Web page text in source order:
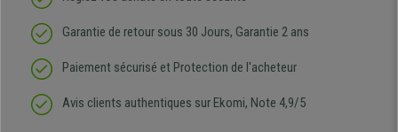
Garantie de retour sous 30 Jours, Garantie 2 ans
Paiement sécurisé et Protection de l'acheteur
Avis clients authentiques sur Ekomi, Note 4,9/5